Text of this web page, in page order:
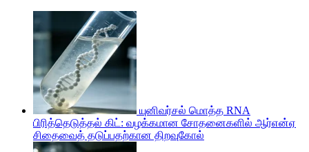
யுனிவர்சல் மொத்த RNA
பிரித்தெடுத்தல் கிட்: வழக்கமான சோதனைகளில் ஆர்என்ஏ
சிதைவைத் தடுப்பதற்கான திறவுகோல்